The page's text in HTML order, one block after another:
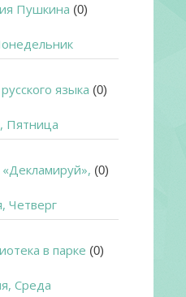
Пушкина (0)
языка (0)
Пятница
(0)
Четверг
в парке (0)
Среда